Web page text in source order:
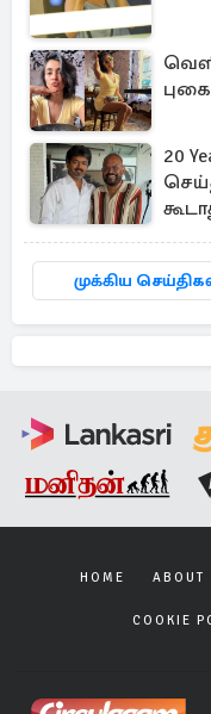
20
முக்கிய
HOME ABOUT
COOKIE